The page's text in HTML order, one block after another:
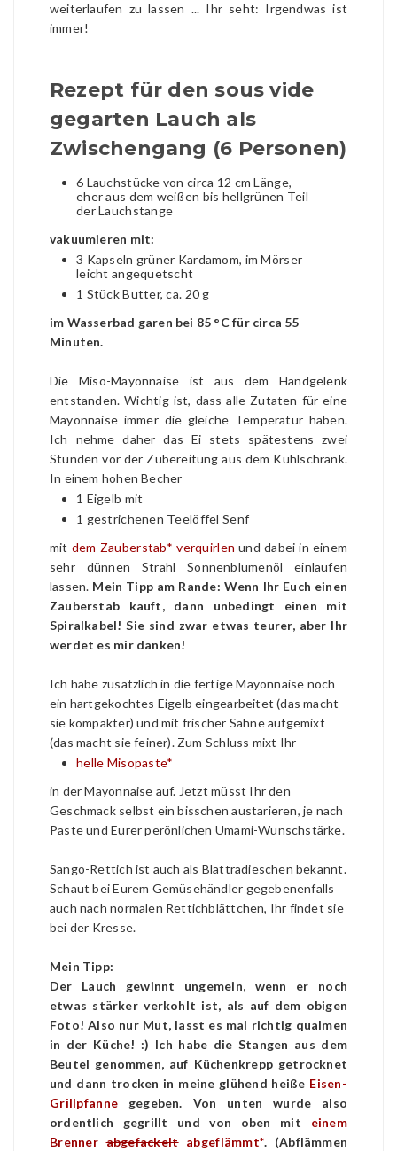
weiterlaufen zu lassen ... Ihr seht: Irgendwas ist
immer!
Rezept für den sous vide
gegarten Lauch als
Zwischengang (6 Personen)
6 Lauchstücke von circa 12 cm Länge,
eher aus dem weißen bis hellgrünen Teil
der Lauchstange
vakuumieren mit:
3 Kapseln grüner Kardamom, im Mörser
leicht angequetscht
1 Stück Butter, ca. 20 g
im Wasserbad garen bei 85 °C für circa 55
Minuten.
Die Miso-Mayonnaise ist aus dem Handgelenk
entstanden. Wichtig ist, dass alle Zutaten für eine
Mayonnaise immer die gleiche Temperatur haben.
Ich nehme daher das Ei stets spätestens zwei
Stunden vor der Zubereitung aus dem Kühlschrank.
In einem hohen Becher
1 Eigelb mit
1 gestrichenen Teelöffel Senf
mit dem Zauberstab* verquirlen und dabei in einem
sehr dünnen Strahl Sonnenblumenöl einlaufen
lassen. Mein Tipp am Rande: Wenn Ihr Euch einen
Zauberstab kauft, dann unbedingt einen mit
Spiralkabel! Sie sind zwar etwas teurer, aber Ihr
werdet es mir danken!
Ich habe zusätzlich in die fertige Mayonnaise noch
ein hartgekochtes Eigelb eingearbeitet (das macht
sie kompakter) und mit frischer Sahne aufgemixt
(das macht sie feiner). Zum Schluss mixt Ihr
helle Misopaste*
in der Mayonnaise auf. Jetzt müsst Ihr den
Geschmack selbst ein bisschen austarieren, je nach
Paste und Eurer perönlichen Umami-Wunschstärke.
Sango-Rettich ist auch als Blattradieschen bekannt.
Schaut bei Eurem Gemüsehändler gegebenenfalls
auch nach normalen Rettichblättchen, Ihr findet sie
bei der Kresse.
Mein Tipp:
Der Lauch gewinnt ungemein, wenn er noch
etwas stärker verkohlt ist, als auf dem obigen
Foto! Also nur Mut, lasst es mal richtig qualmen
in der Küche! :) Ich habe die Stangen aus dem
Beutel genommen, auf Küchenkrepp getrocknet
und dann trocken in meine glühend heiße Eisen-
Grillpfanne gegeben. Von unten wurde also
ordentlich gegrillt und von oben mit einem
Brennerabgefackeltabgeflämmt*. (Abflämmen